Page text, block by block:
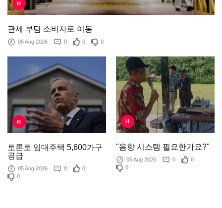
H
관세 부담 소비자로 이동
05 Aug 2026 0 0 0
H
토론토 임대주택 5,600가구
공급
05 Aug 2026 0
0
0
H
"음향 시스템 필요한가요?"
05 Aug 2026 0
0
0